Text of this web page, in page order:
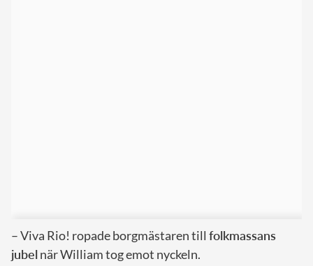
– Viva Rio! ropade borgmästaren till folkmassans
jubelnär William tog emot nyckeln.